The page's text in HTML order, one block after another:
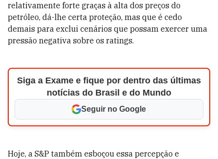
relativamente forte graças à alta dos preços do
petróleo, dá-lhe certa proteção, mas que é cedo
demais para exclui cenários que possam exercer uma
pressão negativa sobre os ratings.
Siga a Exame e fique por dentro das últimas
notícias do Brasil e do Mundo
Seguir no Google
Hoje, a S&P também esboçou essa percepção e